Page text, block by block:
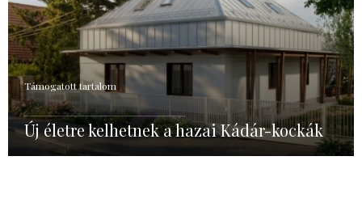
Támogatott tartalom
Új életre kelhetnek a hazai Kádár-kockák